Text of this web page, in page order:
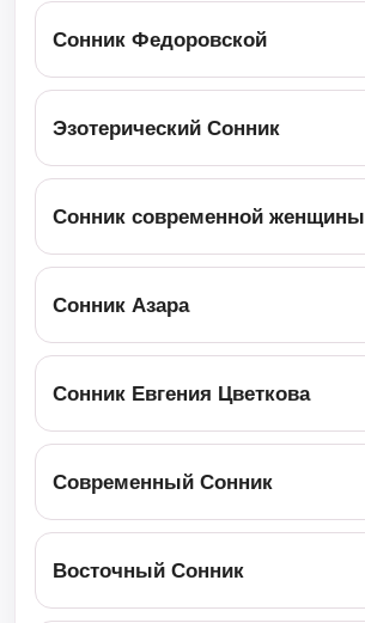
Сонник Федоровской
Эзотерический Сонник
Сонник современной женщины
Сонник Азара
Сонник Евгения Цветкова
Современный Сонник
Восточный Сонник